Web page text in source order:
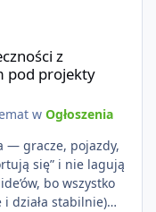
premierą na stronie
VI.
z
pod projekty
w Ogłoszenia
— gracze, pojazdy,
się” i nie lagują
bo wszystko
działa stabilnie)